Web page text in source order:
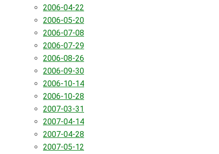
2006-04-22
2006-05-20
2006-07-08
2006-07-29
2006-08-26
2006-09-30
2006-10-14
2006-10-28
2007-03-31
2007-04-14
2007-04-28
2007-05-12